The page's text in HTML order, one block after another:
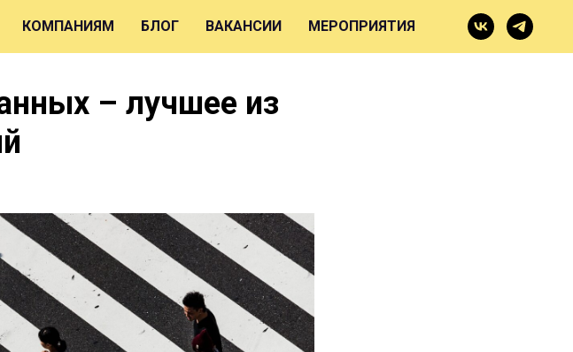
КОМПАНИЯМ БЛОГ ВАКАНСИИ МЕРОПРИЯТИЯ
– лучшее из